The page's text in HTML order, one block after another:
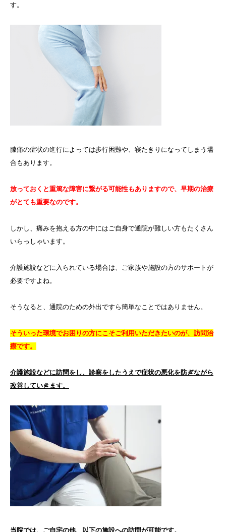
す。
膝痛の症状の進行によっては歩行困難や、寝たきりになってしまう場
合もあります。
放っておくと重篤な障害に繋がる可能性もありますので、早期の治療
がとても重要なのです。
しかし、痛みを抱える方の中にはご自身で通院が難しい方もたくさん
いらっしゃいます。
介護施設などに入られている場合は、ご家族や施設の方のサポートが
必要ですよね。
そうなると、通院のための外出ですら簡単なことではありません。
そういった環境でお困りの方にこそご利用いただきたいのが、訪問治
療です。
介護施設などに訪問をし、診察をしたうえで症状の悪化を防ぎながら
改善していきます。
当院では、ご自宅の他、以下の施設への訪問が可能です。